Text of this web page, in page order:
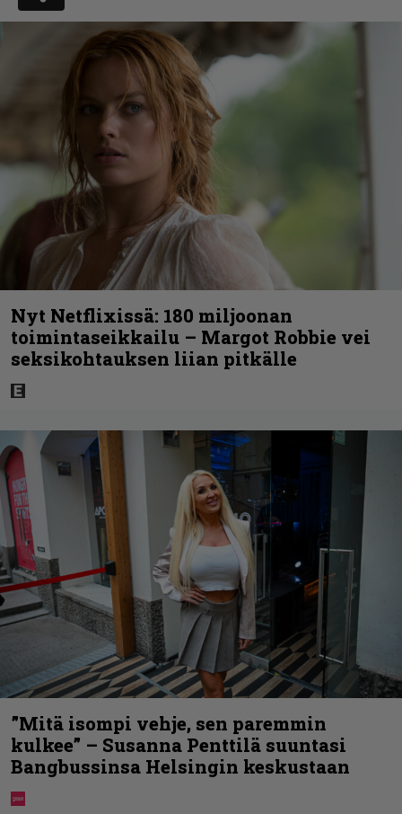
Nyt Netflixissä: 180 miljoonan
toimintaseikkailu – Margot Robbie vei
seksikohtauksen liian pitkälle
”Mitä isompi vehje, sen paremmin
kulkee” – Susanna Penttilä suuntasi
Bangbussinsa Helsingin keskustaan